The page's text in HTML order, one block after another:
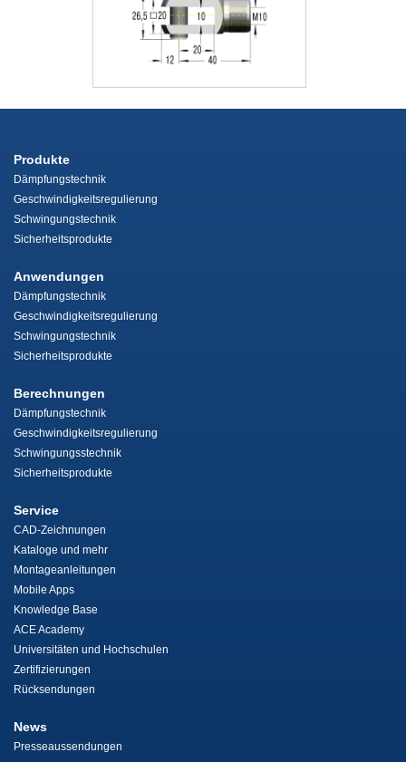
Produkte
Dämpfungstechnik
Geschwindigkeitsregulierung
Schwingungstechnik
Sicherheitsprodukte
Anwendungen
Dämpfungstechnik
Geschwindigkeitsregulierung
Schwingungstechnik
Sicherheitsprodukte
Berechnungen
Dämpfungstechnik
Geschwindigkeitsregulierung
Schwingungsstechnik
Sicherheitsprodukte
Service
CAD-Zeichnungen
Kataloge und mehr
Montageanleitungen
Mobile Apps
Knowledge Base
ACE Academy
Universitäten und Hochschulen
Zertifizierungen
Rücksendungen
News
Presseaussendungen